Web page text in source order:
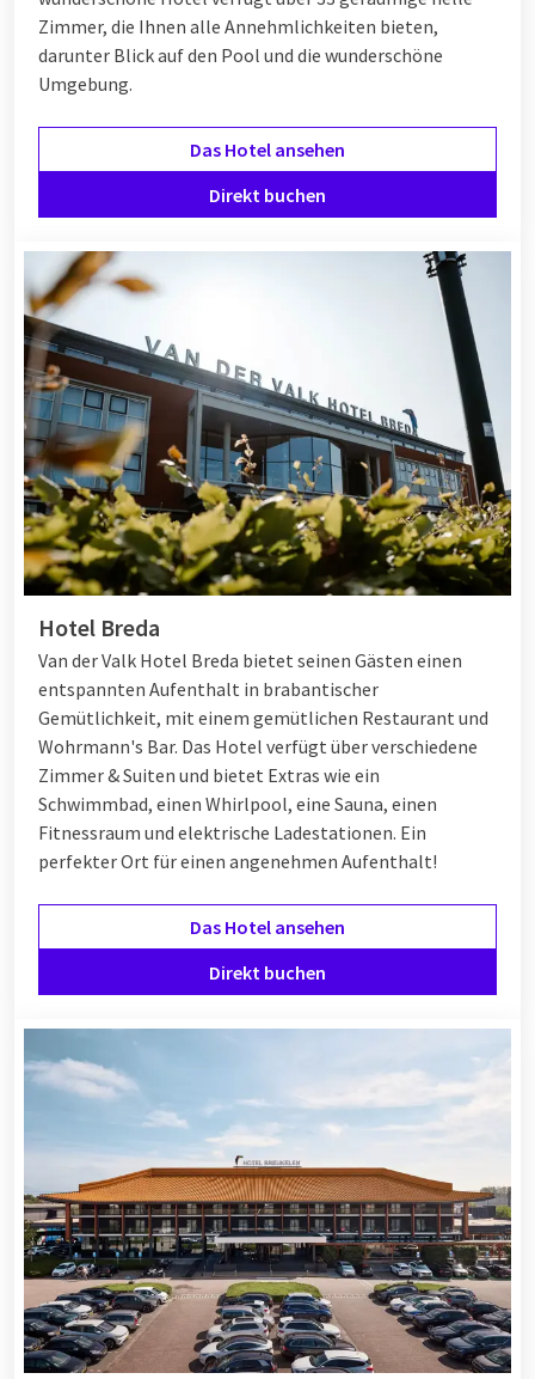
Zimmer, die Ihnen alle Annehmlichkeiten bieten,
darunter Blick auf den Pool und die wunderschöne
Umgebung.
Das Hotel ansehen
Direkt buchen
Hotel Breda
Van der Valk Hotel Breda bietet seinen Gästen einen
entspannten Aufenthalt in brabantischer
Gemütlichkeit, mit einem gemütlichen Restaurant und
Wohrmann's Bar. Das Hotel verfügt über verschiedene
Zimmer & Suiten und bietet Extras wie ein
Schwimmbad, einen Whirlpool, eine Sauna, einen
Fitnessraum und elektrische Ladestationen. Ein
perfekter Ort für einen angenehmen Aufenthalt!
Das Hotel ansehen
Direkt buchen